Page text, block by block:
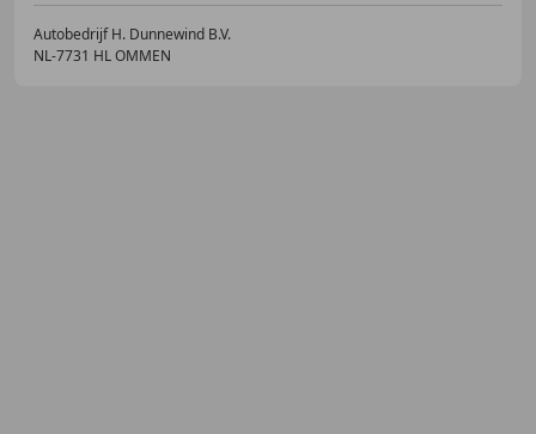
Autobedrijf H. Dunnewind B.V.
NL-7731 HL OMMEN